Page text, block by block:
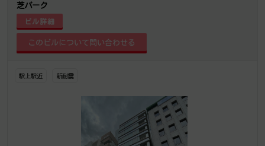
芝パーク
ビル詳細
駅上駅近 新耐震